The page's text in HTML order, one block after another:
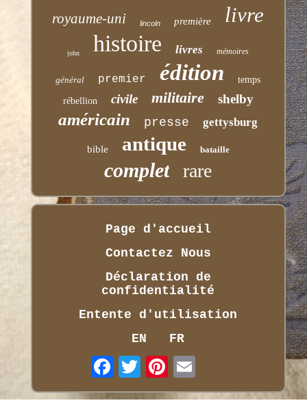
royaume-uni lincoln première livre
john histoire livres mémoires
général premier édition temps
rébellion civile militaire shelby
américain presse gettysburg
bible antique bataille
complet rare
Page d'accueil
Contactez Nous
Déclaration de
confidentialité
Entente d'utilisation
EN
FR